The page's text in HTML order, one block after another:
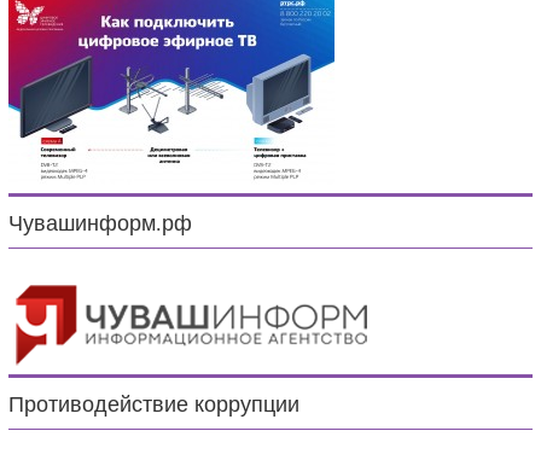
Чувашинформ.рф
Противодействие коррупции